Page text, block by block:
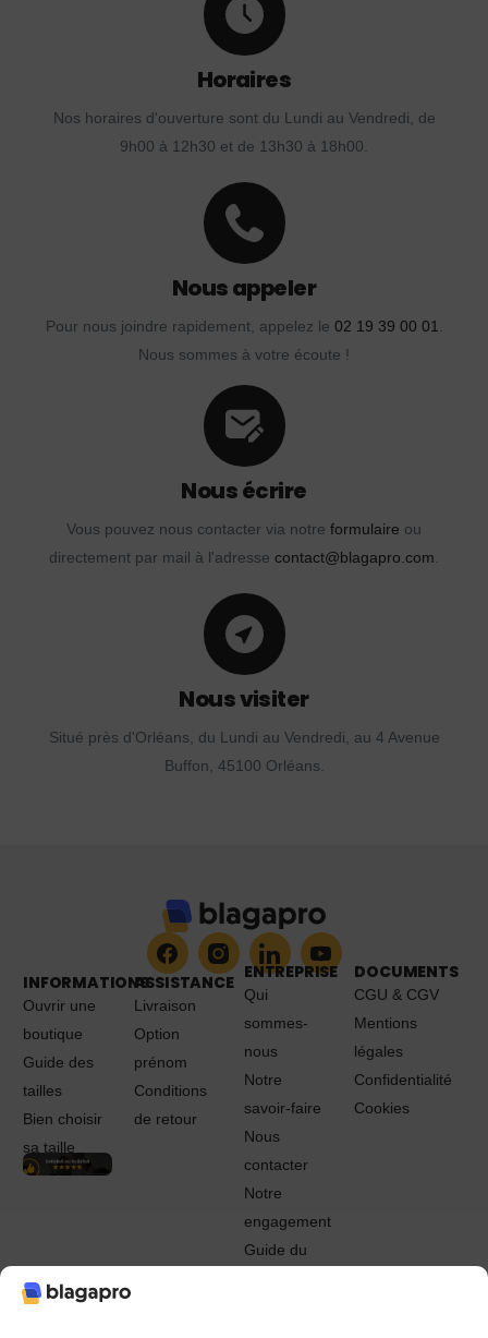
Horaires
Nos horaires d'ouverture sont du Lundi au Vendredi, de
9h00 à 12h30 et de 13h30 à 18h00.
Nous appeler
Pour nous joindre rapidement, appelez le 02 19 39 00 01.
Nous sommes à votre écoute !
Nous écrire
Vous pouvez nous contacter via notre formulaire ou
directement par mail à l'adresse contact@blagapro.com.
Nous visiter
Situé près d'Orléans, du Lundi au Vendredi, au 4 Avenue
Buffon, 45100 Orléans.
INFORMATIONS
Ouvrir une
boutique
Guide des
tailles
Bien choisir
sa taille
ASSISTANCE
Livraison
Option
prénom
Conditions
de retour
ENTREPRISE
Qui
sommes-
nous
Notre
savoir-faire
Nous
contacter
Notre
engagement
Guide du
DOCUMENTS
CGU & CGV
Mentions
légales
Confidentialité
Cookies
© 2022 - 2024 Blagapro. Tous droits réservés. Textiles